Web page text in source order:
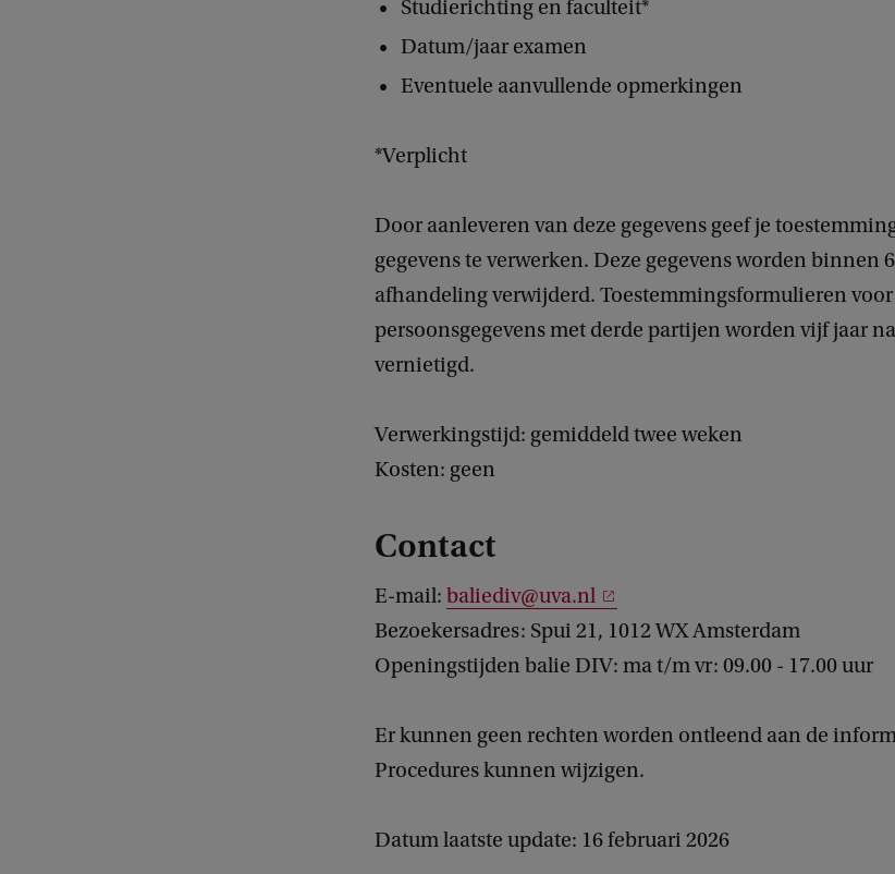
Studierichting en faculteit*
Datum/jaar examen
Eventuele aanvullende opmerkingen
*Verplicht
Door aanleveren van deze gegevens geef je
gegevens te verwerken. Deze gegevens worden binnen
afhandeling verwijderd. Toestemmingsformulieren
persoonsgegevens met derde partijen worden vijf jaar
vernietigd.
Verwerkingstijd: gemiddeld twee weken
Kosten: geen
Contact
E-mail: baliediv@uva.nl
Bezoekersadres: Spui 21, 1012 WX Amsterdam
Openingstijden balie DIV: ma t/m vr: 09.00 - 17.00 uur
Er kunnen geen rechten worden ontleend aan de
Procedures kunnen wijzigen.
Datum laatste update: 16 februari 2026